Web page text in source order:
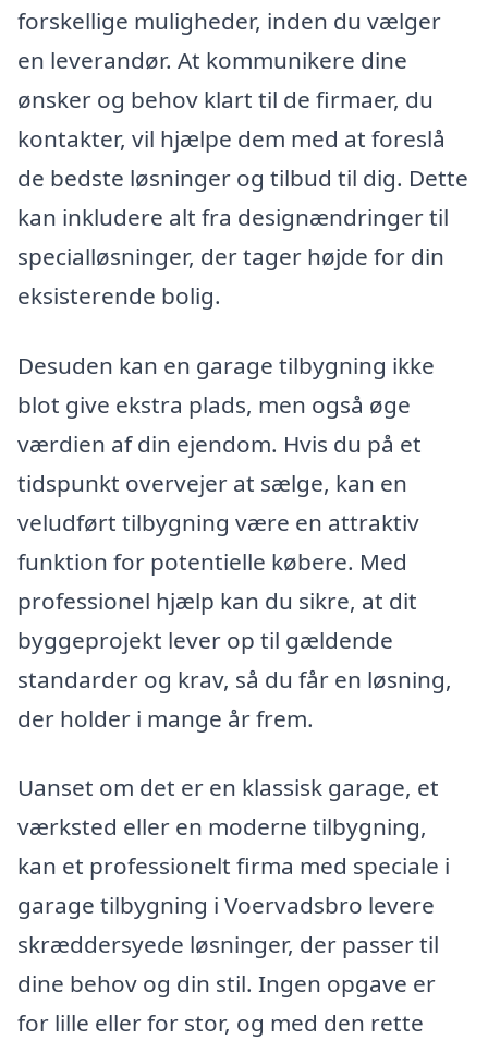
forskellige muligheder, inden du vælger
en leverandør. At kommunikere dine
ønsker og behov klart til de firmaer, du
kontakter, vil hjælpe dem med at foreslå
de bedste løsninger og tilbud til dig. Dette
kan inkludere alt fra designændringer til
specialløsninger, der tager højde for din
eksisterende bolig.
Desuden kan en garage tilbygning ikke
blot give ekstra plads, men også øge
værdien af din ejendom. Hvis du på et
tidspunkt overvejer at sælge, kan en
veludført tilbygning være en attraktiv
funktion for potentielle købere. Med
professionel hjælp kan du sikre, at dit
byggeprojekt lever op til gældende
standarder og krav, så du får en løsning,
der holder i mange år frem.
Uanset om det er en klassisk garage, et
værksted eller en moderne tilbygning,
kan et professionelt firma med speciale i
garage tilbygning i Voervadsbro levere
skræddersyede løsninger, der passer til
dine behov og din stil. Ingen opgave er
for lille eller for stor, og med den rette